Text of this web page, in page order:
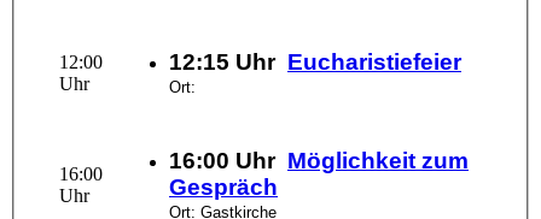
12:00
Uhr
12:15 Uhr Eucharistiefeier
Ort:
16:00
Uhr
16:00 Uhr Möglichkeit zum
Gespräch
Ort: Gastkirche